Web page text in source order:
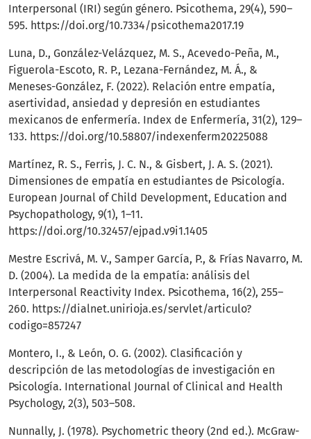
Interpersonal (IRI) según género. Psicothema, 29(4), 590–
595. https://doi.org/10.7334/psicothema2017.19
Luna, D., González-Velázquez, M. S., Acevedo-Peña, M.,
Figuerola-Escoto, R. P., Lezana-Fernández, M. Á., &
Meneses-González, F. (2022). Relación entre empatía,
asertividad, ansiedad y depresión en estudiantes
mexicanos de enfermería. Index de Enfermería, 31(2), 129–
133. https://doi.org/10.58807/indexenferm20225088
Martínez, R. S., Ferris, J. C. N., & Gisbert, J. A. S. (2021).
Dimensiones de empatía en estudiantes de Psicología.
European Journal of Child Development, Education and
Psychopathology, 9(1), 1–11.
https://doi.org/10.32457/ejpad.v9i1.1405
Mestre Escrivá, M. V., Samper García, P., & Frías Navarro, M.
D. (2004). La medida de la empatía: análisis del
Interpersonal Reactivity Index. Psicothema, 16(2), 255–
260. https://dialnet.unirioja.es/servlet/articulo?
codigo=857247
Montero, I., & León, O. G. (2002). Clasificación y
descripción de las metodologías de investigación en
Psicología. International Journal of Clinical and Health
Psychology, 2(3), 503–508.
Nunnally, J. (1978). Psychometric theory (2nd ed.). McGraw-